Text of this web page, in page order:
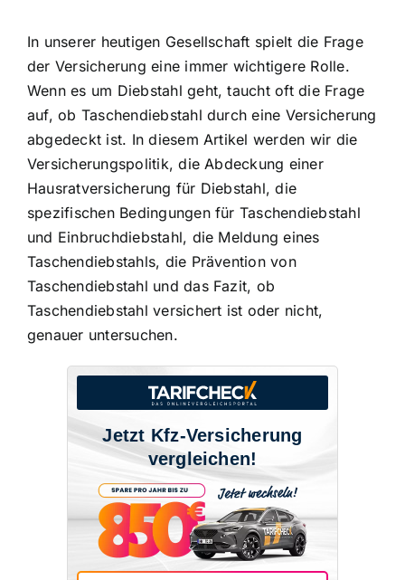
In unserer heutigen Gesellschaft spielt die Frage
der Versicherung eine immer wichtigere Rolle.
Wenn es um Diebstahl geht, taucht oft die Frage
auf, ob Taschendiebstahl durch eine Versicherung
abgedeckt ist. In diesem Artikel werden wir die
Versicherungspolitik, die Abdeckung einer
Hausratversicherung für Diebstahl, die
spezifischen Bedingungen für Taschendiebstahl
und Einbruchdiebstahl, die Meldung eines
Taschendiebstahls, die Prävention von
Taschendiebstahl und das Fazit, ob
Taschendiebstahl versichert ist oder nicht,
genauer untersuchen.
Jetzt Kfz-Versicherung
vergleichen!